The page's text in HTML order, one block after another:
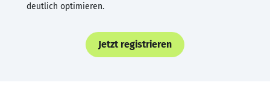
deutlich optimieren.
Jetzt registrieren